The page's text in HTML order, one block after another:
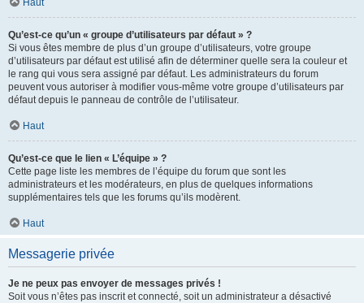
Haut
Qu’est-ce qu’un « groupe d’utilisateurs par défaut » ?
Si vous êtes membre de plus d’un groupe d’utilisateurs, votre groupe
d’utilisateurs par défaut est utilisé afin de déterminer quelle sera la couleur et
le rang qui vous sera assigné par défaut. Les administrateurs du forum
peuvent vous autoriser à modifier vous-même votre groupe d’utilisateurs par
défaut depuis le panneau de contrôle de l’utilisateur.
Haut
Qu’est-ce que le lien « L’équipe » ?
Cette page liste les membres de l’équipe du forum que sont les
administrateurs et les modérateurs, en plus de quelques informations
supplémentaires tels que les forums qu’ils modèrent.
Haut
Messagerie privée
Je ne peux pas envoyer de messages privés !
Soit vous n’êtes pas inscrit et connecté, soit un administrateur a désactivé